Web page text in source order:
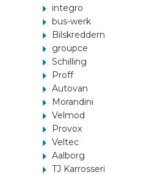
integro
bus-werk
Bilskreddern
groupce
Schilling
Proff
Autovan
Morandini
Velmod
Provox
Veltec
Aalborg
TJ Karrosseri